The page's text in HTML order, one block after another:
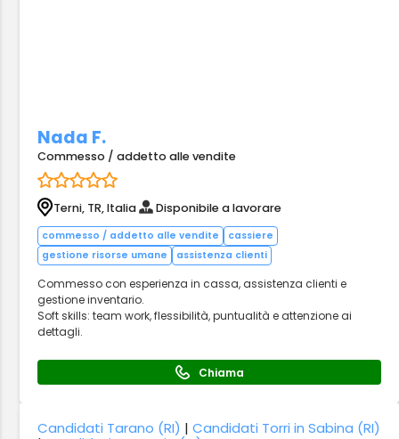
Nada F.
Commesso / addetto alle vendite
Terni, TR, Italia Disponibile a lavorare
commesso / addetto alle vendite
cassiere
gestione risorse umane
assistenza clienti
Commesso con esperienza in cassa, assistenza clienti e
gestione inventario.
Soft skills: team work, flessibilità, puntualità e attenzione ai
dettagli.
Chiama
Candidati Tarano (RI) |Candidati Torri in Sabina (RI)